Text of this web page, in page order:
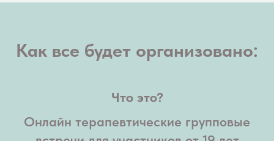
Как все будет организовано:
Что это?
Онлайн терапевтические групповые